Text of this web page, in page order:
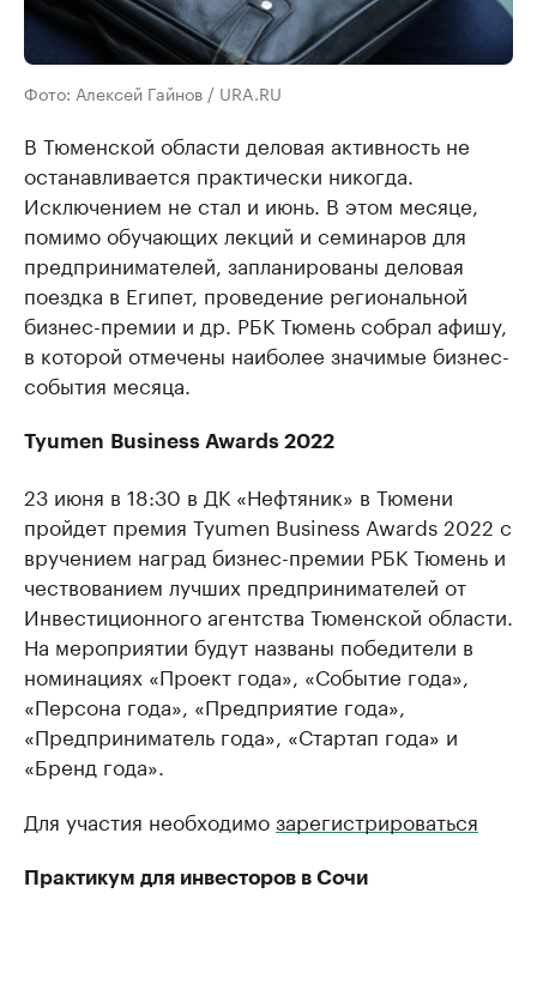
Фото: Алексей Гайнов / URA.RU
В Тюменской области деловая активность не
останавливается практически никогда.
Исключением не стал и июнь. В этом месяце,
помимо обучающих лекций и семинаров для
предпринимателей, запланированы деловая
поездка в Египет, проведение региональной
бизнес-премии и др. РБК Тюмень собрал афишу,
в которой отмечены наиболее значимые бизнес-
события месяца.
Tyumen Business Awards 2022
23 июня в 18:30 в ДК «Нефтяник» в Тюмени
пройдет премия Tyumen Business Awards 2022 с
вручением наград бизнес-премии РБК Тюмень и
чествованием лучших предпринимателей от
Инвестиционного агентства Тюменской области.
На мероприятии будут названы победители в
номинациях «Проект года», «Событие года»,
«Персона года», «Предприятие года»,
«Предприниматель года», «Стартап года» и
«Бренд года».
Для участия необходимозарегистрироваться
Практикум для инвесторов в Сочи